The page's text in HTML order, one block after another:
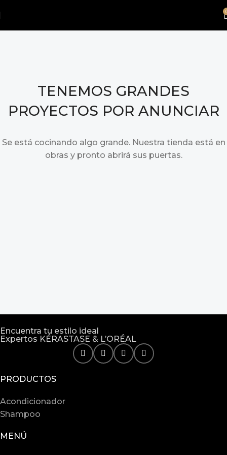
TENEMOS GRANDES
PROYECTOS POR ANUNCIAR
Se está cocinando algo grande. Nuestra tienda está en
obras y pronto abrirá sus puertas.
Encuentra tu estilo ideal
Expertos KÉRASTASE & L’ORÉAL
PRODUCTOS
Acondicionador
Shampoo
MENÚ